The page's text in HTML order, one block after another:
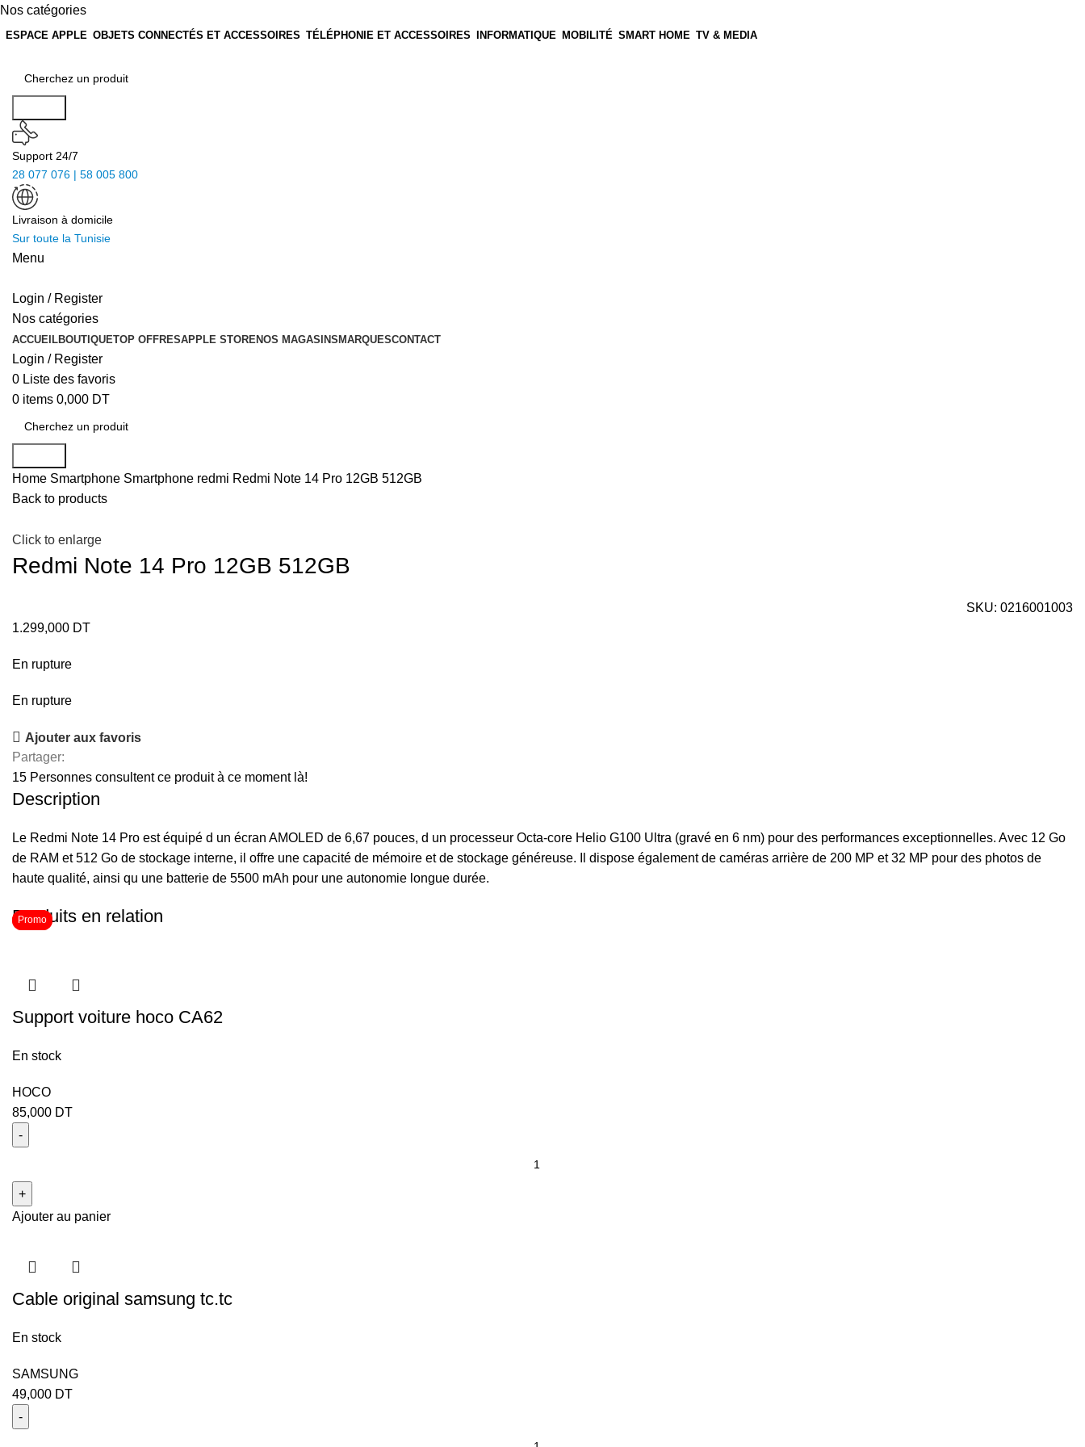
Nos catégories
ESPACE APPLE OBJETS CONNECTÉS ET ACCESSOIRES TÉLÉPHONIE ET ACCESSOIRES INFORMATIQUE MOBILITÉ SMART HOME TV & MEDIA
Support 24/7
28 077 076 | 58 005 800
Livraison à domicile
Sur toute la Tunisie
Menu
Login / Register
Nos catégories
ACCUEILBOUTIQUETOP OFFRESAPPLE STORENOS MAGASINSMARQUESCONTACT
Login / Register
0 Liste des favoris
0 items 0,000 DT
Home Smartphone Smartphone redmi Redmi Note 14 Pro 12GB 512GB
Back to products
Click to enlarge
Redmi Note 14 Pro 12GB 512GB
SKU: 0216001003
1.299,000 DT
En rupture
En rupture
Ajouter aux favoris
Partager:
15 Personnes consultent ce produit à ce moment là!
Description
Le Redmi Note 14 Pro est équipé d un écran AMOLED de 6,67 pouces, d un processeur Octa-core Helio G100 Ultra (gravé en 6 nm) pour des performances exceptionnelles. Avec 12 Go
de RAM et 512 Go de stockage interne, il offre une capacité de mémoire et de stockage généreuse. Il dispose également de caméras arrière de 200 MP et 32 MP pour des photos de
haute qualité, ainsi qu une batterie de 5500 mAh pour une autonomie longue durée.
Produits en relation
Support voiture hoco CA62
En stock
HOCO
85,000 DT
Ajouter au panier
Cable original samsung tc.tc
En stock
SAMSUNG
49,000 DT
Promo
Promo